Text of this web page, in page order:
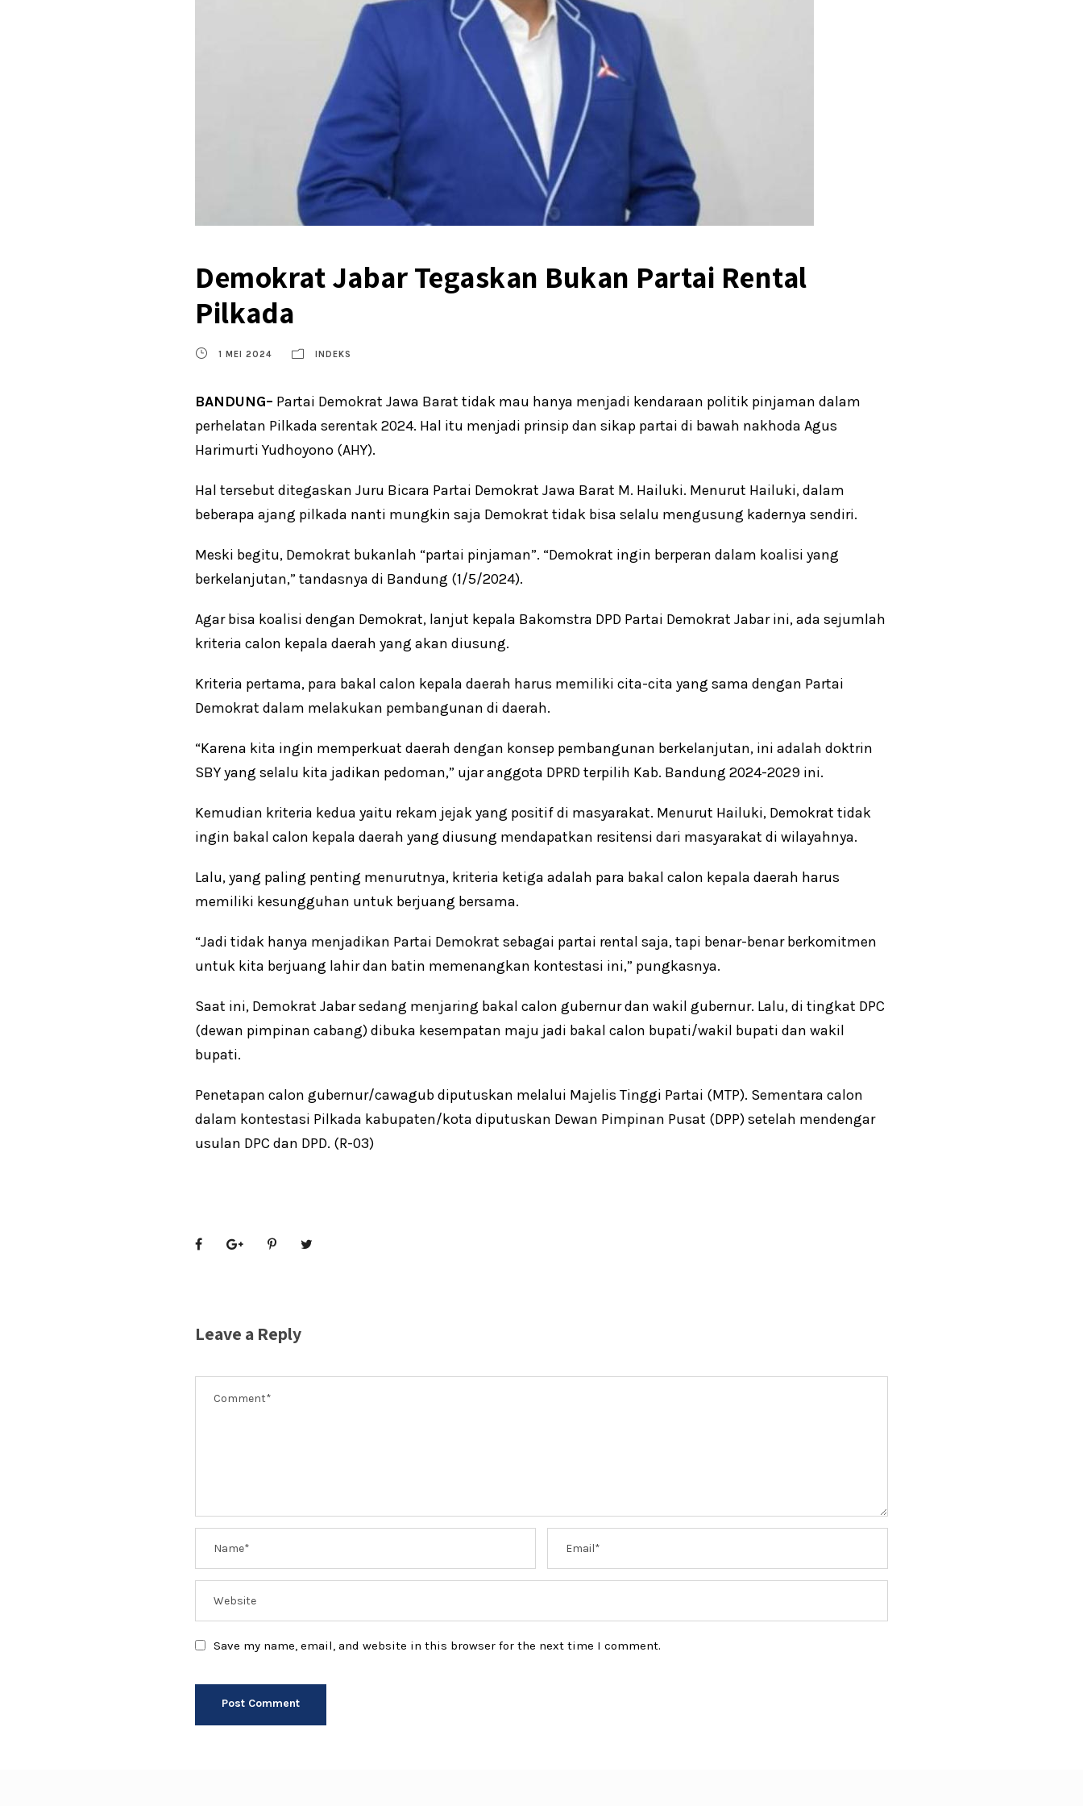
Demokrat Jabar Tegaskan Bukan Partai Rental
Pilkada
1 MEI 2024 INDEKS
BANDUNG– Partai Demokrat Jawa Barat tidak mau hanya menjadi kendaraan politik pinjaman dalam
perhelatan Pilkada serentak 2024. Hal itu menjadi prinsip dan sikap partai di bawah nakhoda Agus
Harimurti Yudhoyono (AHY).
Hal tersebut ditegaskan Juru Bicara Partai Demokrat Jawa Barat M. Hailuki. Menurut Hailuki, dalam
beberapa ajang pilkada nanti mungkin saja Demokrat tidak bisa selalu mengusung kadernya sendiri.
Meski begitu, Demokrat bukanlah “partai pinjaman”. “Demokrat ingin berperan dalam koalisi yang
berkelanjutan,” tandasnya di Bandung (1/5/2024).
Agar bisa koalisi dengan Demokrat, lanjut kepala Bakomstra DPD Partai Demokrat Jabar ini, ada sejumlah
kriteria calon kepala daerah yang akan diusung.
Kriteria pertama, para bakal calon kepala daerah harus memiliki cita-cita yang sama dengan Partai
Demokrat dalam melakukan pembangunan di daerah.
“Karena kita ingin memperkuat daerah dengan konsep pembangunan berkelanjutan, ini adalah doktrin
SBY yang selalu kita jadikan pedoman,” ujar anggota DPRD terpilih Kab. Bandung 2024-2029 ini.
Kemudian kriteria kedua yaitu rekam jejak yang positif di masyarakat. Menurut Hailuki, Demokrat tidak
ingin bakal calon kepala daerah yang diusung mendapatkan resitensi dari masyarakat di wilayahnya.
Lalu, yang paling penting menurutnya, kriteria ketiga adalah para bakal calon kepala daerah harus
memiliki kesungguhan untuk berjuang bersama.
“Jadi tidak hanya menjadikan Partai Demokrat sebagai partai rental saja, tapi benar-benar berkomitmen
untuk kita berjuang lahir dan batin memenangkan kontestasi ini,” pungkasnya.
Saat ini, Demokrat Jabar sedang menjaring bakal calon gubernur dan wakil gubernur. Lalu, di tingkat DPC
(dewan pimpinan cabang) dibuka kesempatan maju jadi bakal calon bupati/wakil bupati dan wakil
bupati.
Penetapan calon gubernur/cawagub diputuskan melalui Majelis Tinggi Partai (MTP). Sementara calon
dalam kontestasi Pilkada kabupaten/kota diputuskan Dewan Pimpinan Pusat (DPP) setelah mendengar
usulan DPC dan DPD. (R-03)
Leave a Reply
Save my name, email, and website in this browser for the next time I comment.